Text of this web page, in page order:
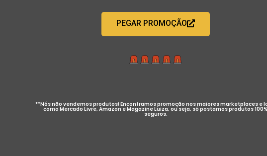
PEGAR PROMOÇÃO
**Nós não vendemos produtos! Encontramos promoção nos maiores marketplaces e
como Mercado Livre, Amazon e Magazine Luiza, ou seja, só postamos produtos 100%
seguros.